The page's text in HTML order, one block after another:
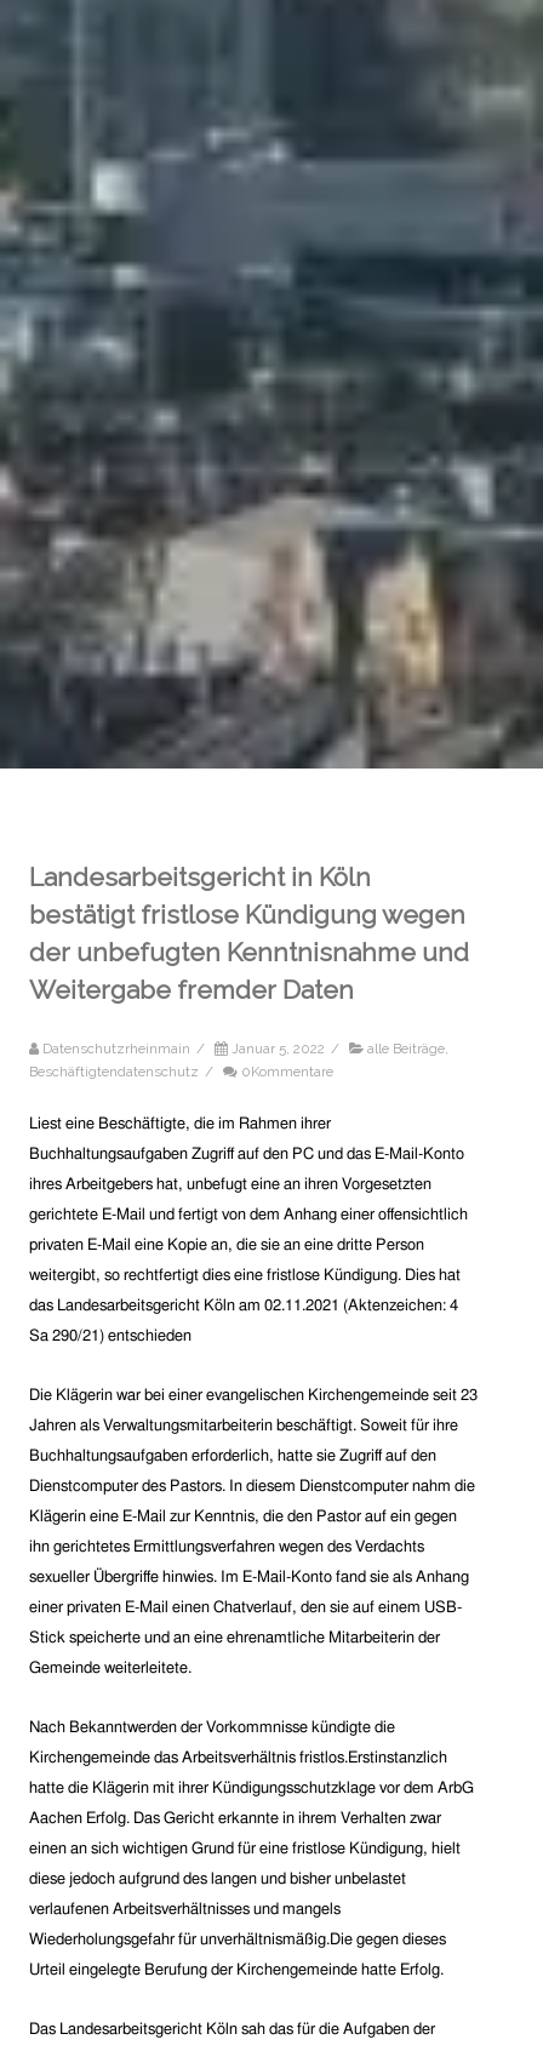
Landesarbeitsgericht in Köln
bestätigt fristlose Kündigung wegen
der unbefugten Kenntnisnahme und
Weitergabe fremder Daten
Datenschutzrheinmain / Januar 5, 2022 / alle Beiträge,
Beschäftigtendatenschutz / 0Kommentare
Liest eine Beschäftigte, die im Rahmen ihrer
Buchhaltungsaufgaben Zugriff auf den PC und das E-Mail-Konto
ihres Arbeitgebers hat, unbefugt eine an ihren Vorgesetzten
gerichtete E-Mail und fertigt von dem Anhang einer offensichtlich
privaten E-Mail eine Kopie an, die sie an eine dritte Person
weitergibt, so rechtfertigt dies eine fristlose Kündigung. Dies hat
das Landesarbeitsgericht Köln am 02.11.2021 (Aktenzeichen: 4
Sa 290/21) entschieden
Die Klägerin war bei einer evangelischen Kirchengemeinde seit 23
Jahren als Verwaltungsmitarbeiterin beschäftigt. Soweit für ihre
Buchhaltungsaufgaben erforderlich, hatte sie Zugriff auf den
Dienstcomputer des Pastors. In diesem Dienstcomputer nahm die
Klägerin eine E-Mail zur Kenntnis, die den Pastor auf ein gegen
ihn gerichtetes Ermittlungsverfahren wegen des Verdachts
sexueller Übergriffe hinwies. Im E-Mail-Konto fand sie als Anhang
einer privaten E-Mail einen Chatverlauf, den sie auf einem USB-
Stick speicherte und an eine ehrenamtliche Mitarbeiterin der
Gemeinde weiterleitete.
Nach Bekanntwerden der Vorkommnisse kündigte die
Kirchengemeinde das Arbeitsverhältnis fristlos.Erstinstanzlich
hatte die Klägerin mit ihrer Kündigungsschutzklage vor dem ArbG
Aachen Erfolg. Das Gericht erkannte in ihrem Verhalten zwar
einen an sich wichtigen Grund für eine fristlose Kündigung, hielt
diese jedoch aufgrund des langen und bisher unbelastet
verlaufenen Arbeitsverhältnisses und mangels
Wiederholungsgefahr für unverhältnismäßig.Die gegen dieses
Urteil eingelegte Berufung der Kirchengemeinde hatte Erfolg.
Das Landesarbeitsgericht Köln sah das für die Aufgaben der